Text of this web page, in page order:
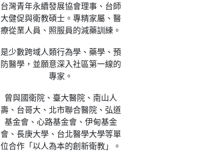
台灣青年永續發展協會理事、台師
大健促與衛教碩士。專精家屬、醫
療從業人員、照服員的減藥訓練。
是少數跨域人類行為學、藥學、預
防醫學，並願意深入社區第一線的
專家。
曾與國衛院、臺大醫院、南山人
壽、台哥大、北市聯合醫院、弘道
基金會、心路基金會、伊甸基金
會、長庚大學、台北醫學大學等單
位合作「以人為本的創新衛教」。